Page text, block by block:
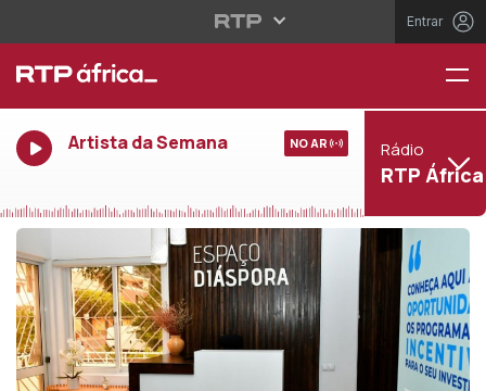
Entrar
Artista da Semana NO AR Rádio
RTP África